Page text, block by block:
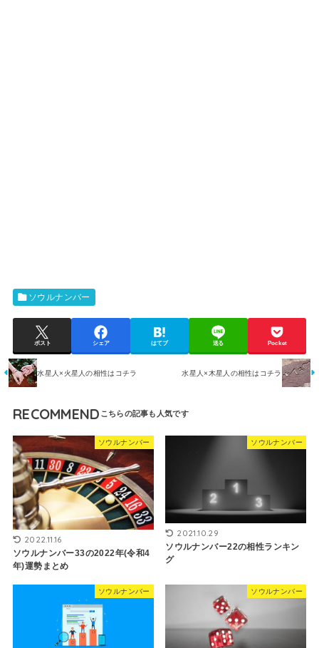
ソウルナンバー
ポスト シェア はてブ 送る Pocket
水星人×火星人の相性はコチラ 水星人×木星人の相性はコチラ
RECOMMEND
ソウルナンバー
2022.11.16
ソウルナンバー33の2022年(令和4
年)運勢まとめ
ソウルナンバー
2021.10.29
ソウルナンバー22の相性ランキン
グ
ソウルナンバー ソウルナンバー